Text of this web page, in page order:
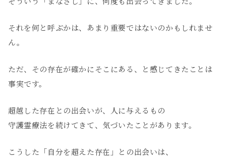
それを何と呼ぶかは、あまり重要ではないのかもしれませ
ん。
ただ、その存在が確かにそこにある、と感じてきたことは
事実です。
超越した存在との出会いが、人に与えるもの
守護霊療法を続けてきて、気づいたことがあります。
こうした「自分を超えた存在」との出会いは、